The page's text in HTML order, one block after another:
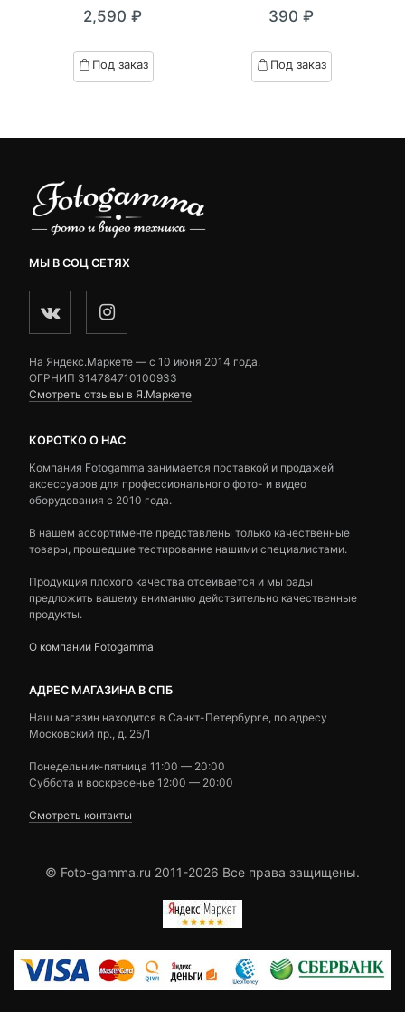
out
based
on
2,590 ₽
Под заказ
out
based
on
390 ₽
Под заказ
МЫ В СОЦ СЕТЯХ
На Яндекс.Маркете — c 10 июня 2014 года.
ОГРНИП 314784710100933
Смотреть отзывы в Я.Маркете
КОРОТКО О НАС
Компания Fotogamma занимается поставкой и продажей
аксессуаров для профессионального фото- и видео
оборудования с 2010 года.
В нашем ассортименте представлены только качественные
товары, прошедшие тестирование нашими специалистами.
Продукция плохого качества отсеивается и мы рады
предложить вашему вниманию действительно качественные
продукты.
О компании Fotogamma
АДРЕС МАГАЗИНА В СПБ
Наш магазин находится в Санкт-Петербурге, по адресу
Московский пр., д. 25/1
Понедельник-пятница 11:00 — 20:00
Суббота и воскресенье 12:00 — 20:00
Смотреть контакты
© Foto-gamma.ru 2011-2026 Все права защищены.